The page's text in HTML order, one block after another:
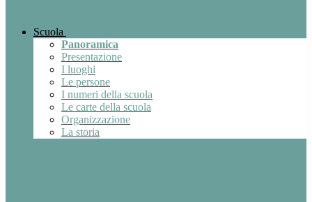
Scuola
Panoramica
Presentazione
I luoghi
Le persone
I numeri della scuola
Le carte della scuola
Organizzazione
La storia